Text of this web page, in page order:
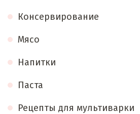
Консервирование
Мясо
Напитки
Паста
Рецепты для мультиварки